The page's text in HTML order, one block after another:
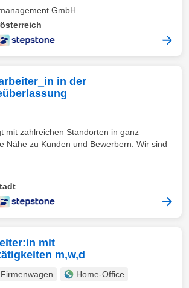
GmbH
in der
mit zahlreichen Standorten in ganz
Nähe zu Kunden und Bewerbern. Wir sind
mit
m,w,d
Firmenwagen
Home-Office